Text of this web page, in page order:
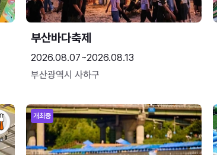
부산바다축제
2026.08.07~2026.08.13
부산광역시 사하구
개최중